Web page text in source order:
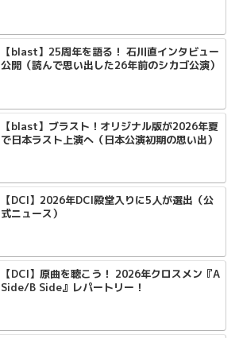
【blast】25周年を語る！ 石川直インタビュー
公開（読んで思い出した26年前のシカゴ公演）
【blast】ブラスト！オリジナル版が2026年夏
で日本ラスト上演へ（日本公演初期の思い出）
【DCI】2026年DCI殿堂入りに5人が選出（公
式ニュース）
【DCI】原曲を聴こう！ 2026年クロスメン『A
Side/B Side』レパートリー！